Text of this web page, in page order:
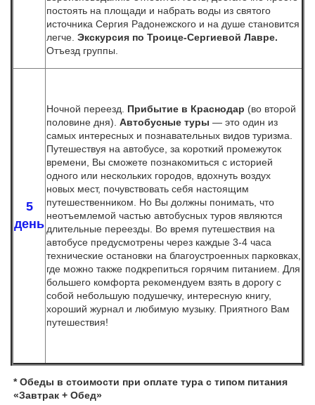
постоять на площади и набрать воды из святого
источника Сергия Радонежского и на душе становится
легче. Экскурсия по Троице-Сергиевой Лавре.
Отъезд группы.
5
день
Ночной переезд. Прибытие в Краснодар (во второй
половине дня). Автобусные туры — это один из
самых интересных и познавательных видов туризма.
Путешествуя на автобусе, за короткий промежуток
времени, Вы сможете познакомиться с историей
одного или нескольких городов, вдохнуть воздух
новых мест, почувствовать себя настоящим
путешественником. Но Вы должны понимать, что
неотъемлемой частью автобусных туров являются
длительные переезды. Во время путешествия на
автобусе предусмотрены через каждые 3-4 часа
технические остановки на благоустроенных парковках,
где можно также подкрепиться горячим питанием. Для
большего комфорта рекомендуем взять в дорогу с
собой небольшую подушечку, интересную книгу,
хороший журнал и любимую музыку. Приятного Вам
путешествия!
* Обеды в стоимости при оплате тура с типом питания
«Завтрак + Обед»